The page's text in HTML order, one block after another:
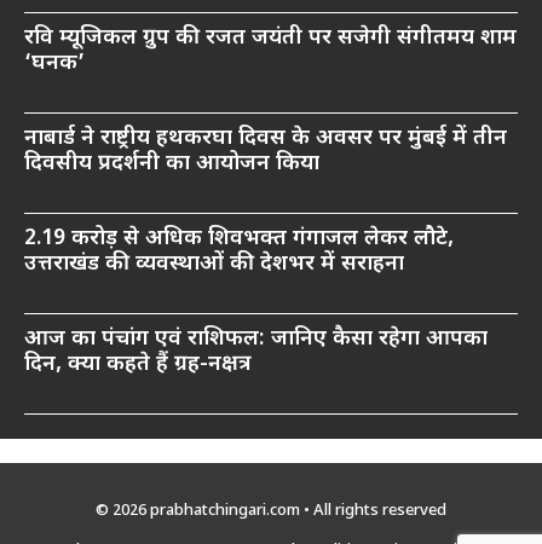
रवि म्यूजिकल ग्रुप की रजत जयंती पर सजेगी संगीतमय शाम
‘घनक’
नाबार्ड ने राष्ट्रीय हथकरघा दिवस के अवसर पर मुंबई में तीन
दिवसीय प्रदर्शनी का आयोजन किया
2.19 करोड़ से अधिक शिवभक्त गंगाजल लेकर लौटे,
उत्तराखंड की व्यवस्थाओं की देशभर में सराहना
आज का पंचांग एवं राशिफल: जानिए कैसा रहेगा आपका
दिन, क्या कहते हैं ग्रह-नक्षत्र
© 2026 prabhatchingari.com • All rights reserved